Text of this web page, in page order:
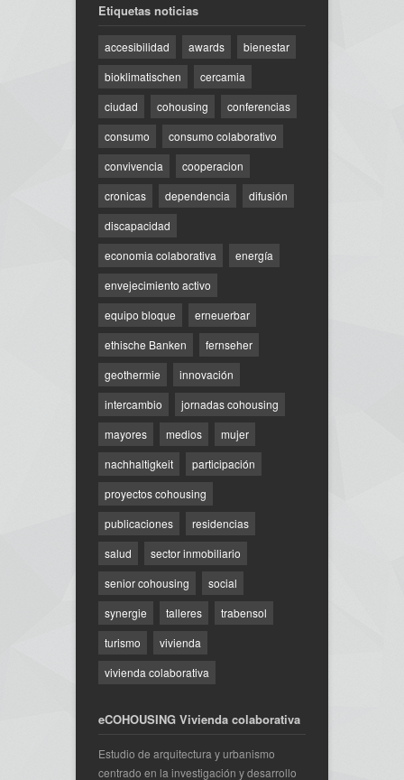
Etiquetas noticias
accesibilidad awards
bienestar
bioklimatischen
cercamia
ciudad
cohousing
conferencias
consumo
consumo colaborativo
convivencia
cooperacion
cronicas
dependencia
difusión
discapacidad
economia colaborativa
energía
envejecimiento activo
equipo bloque
erneuerbar
ethische Banken
fernseher
geothermie
innovación
intercambio
jornadas cohousing
mayores
medios
mujer
nachhaltigkeit
participación
proyectos cohousing
publicaciones
residencias
salud
sector inmobiliario
senior cohousing
social
synergie
talleres
trabensol
turismo
vivienda
vivienda colaborativa
eCOHOUSING Vivienda colaborativa
Estudio de arquitectura y urbanismo
centrado en la investigación y desarrollo